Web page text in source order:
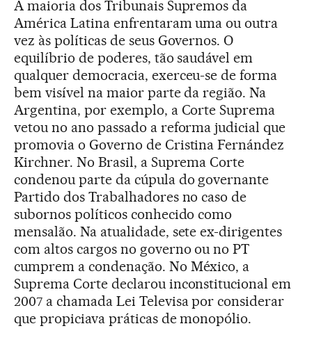
A maioria dos Tribunais Supremos da
América Latina enfrentaram uma ou outra
vez às políticas de seus Governos. O
equilíbrio de poderes, tão saudável em
qualquer democracia, exerceu-se de forma
bem visível na maior parte da região. Na
Argentina, por exemplo, a Corte Suprema
vetou no ano passado a reforma judicial que
promovia o Governo de Cristina Fernández
Kirchner. No Brasil, a Suprema Corte
condenou parte da cúpula do governante
Partido dos Trabalhadores no caso de
subornos políticos conhecido como
mensalão. Na atualidade, sete ex-dirigentes
com altos cargos no governo ou no PT
cumprem a condenação. No México, a
Suprema Corte declarou inconstitucional em
2007 a chamada Lei Televisa por considerar
que propiciava práticas de monopólio.